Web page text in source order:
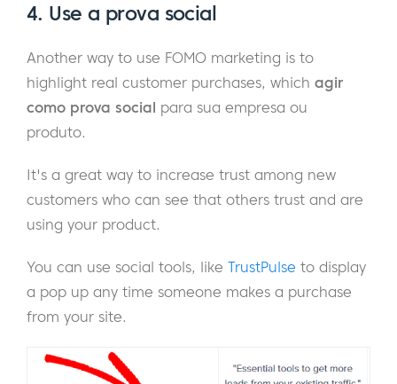
4. Use a prova social
Another way to use FOMO marketing is to
highlight real customer purchases, which agir
como prova social para sua empresa ou
produto.
It's a great way to increase trust among new
customers who can see that others trust and are
using your product.
You can use social tools, like TrustPulse to display
a pop up any time someone makes a purchase
from your site.